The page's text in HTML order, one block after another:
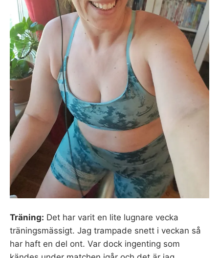
Träning: Det har varit en lite lugnare vecka
träningsmässigt. Jag trampade snett i veckan så
har haft en del ont. Var dock ingenting som